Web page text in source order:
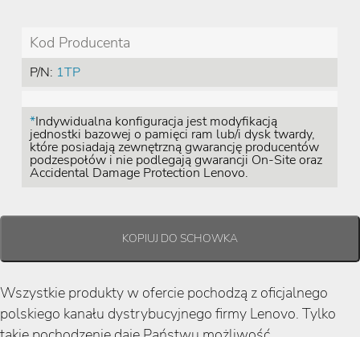
Kod Producenta
P/N: 1TP
*Indywidualna konfiguracja jest modyfikacją
jednostki bazowej o pamięci ram lub/i dysk twardy,
które posiadają zewnętrzną gwarancję producentów
podzespołów i nie podlegają gwarancji On-Site oraz
Accidental Damage Protection Lenovo.
Wszystkie produkty w ofercie pochodzą z oficjalnego
polskiego kanału dystrybucyjnego firmy Lenovo. Tylko